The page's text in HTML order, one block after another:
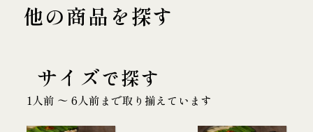
他の商品を探す
サイズで探す
1人前 〜 6人前まで取り揃えています